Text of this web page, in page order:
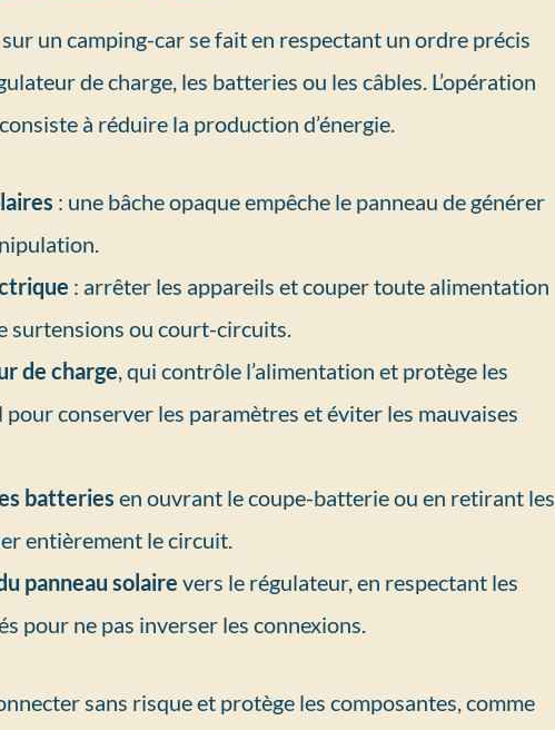
un camping-car se fait en respectant un ordre précis
de charge, les batteries ou les câbles. L’opération
à réduire la production d’énergie.
: une bâche opaque empêche le panneau de générer
: arrêter les appareils et couper toute alimentation
surtensions ou court-circuits.
de charge, qui contrôle l’alimentation et protège les
pour conserver les paramètres et éviter les mauvaises
batteries en ouvrant le coupe-batterie ou en retirant les
entièrement le circuit.
panneau solaire vers le régulateur, en respectant les
pour ne pas inverser les connexions.
sans risque et protège les composantes, comme